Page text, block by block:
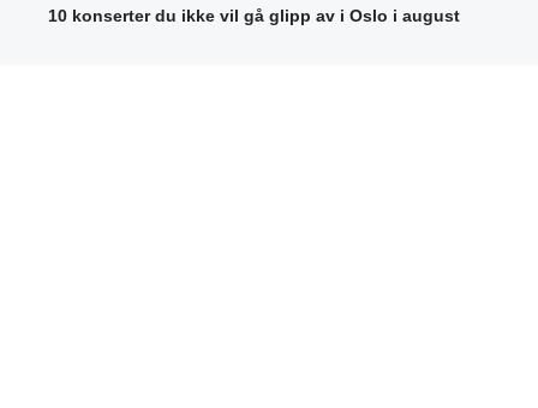
10 konserter du ikke vil gå glipp av i Oslo i august